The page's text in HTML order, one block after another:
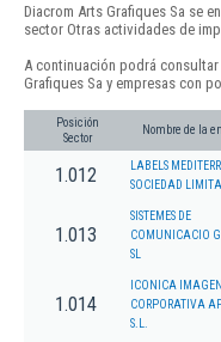
Diacrom Arts Grafiques Sa se
sector Otras actividades de
A continuación podrá
Grafiques Sa y empresas con
Posición
Sector
Nombre de la
1.012
LABELS
SOCIEDAD
1.013
SISTEMES DE
COMUNICACIO
SL
1.014
ICONICA IMAGEN
CORPORATIVA
S.L.